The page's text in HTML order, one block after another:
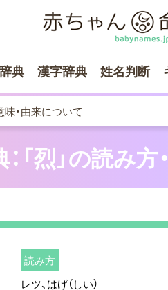
典 漢字辞典 姓名判断
味・由来について
「烈」の読み
読み方
レツ、はげ（しい）